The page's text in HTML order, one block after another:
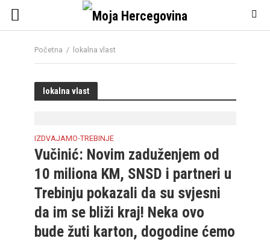
Početna / lokalna vlast
lokalna vlast
IZDVAJAMO•TREBINJE
Vučinić: Novim zaduženjem od
10 miliona KM, SNSD i partneri u
Trebinju pokazali da su svjesni
da im se bliži kraj! Neka ovo
bude žuti karton, dogodine ćemo